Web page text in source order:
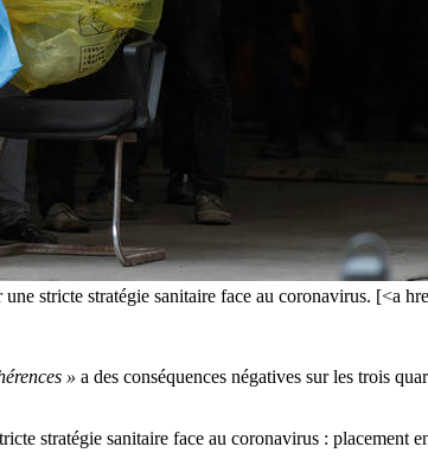
une stricte stratégie sanitaire face au coronavirus.
» a des conséquences négatives sur les trois
stratégie sanitaire face au coronavirus : placement